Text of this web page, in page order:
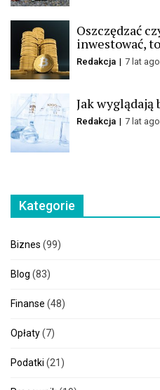
Oszczędzać
inwestować,
Redakcja 7 lat ago
Jak wyglądają
Redakcja 7 lat ago
Kategorie
Biznes (99)
Blog (83)
Finanse (48)
Opłaty(7)
Podatki (21)